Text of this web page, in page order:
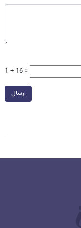
1 + 16 =
ارسال